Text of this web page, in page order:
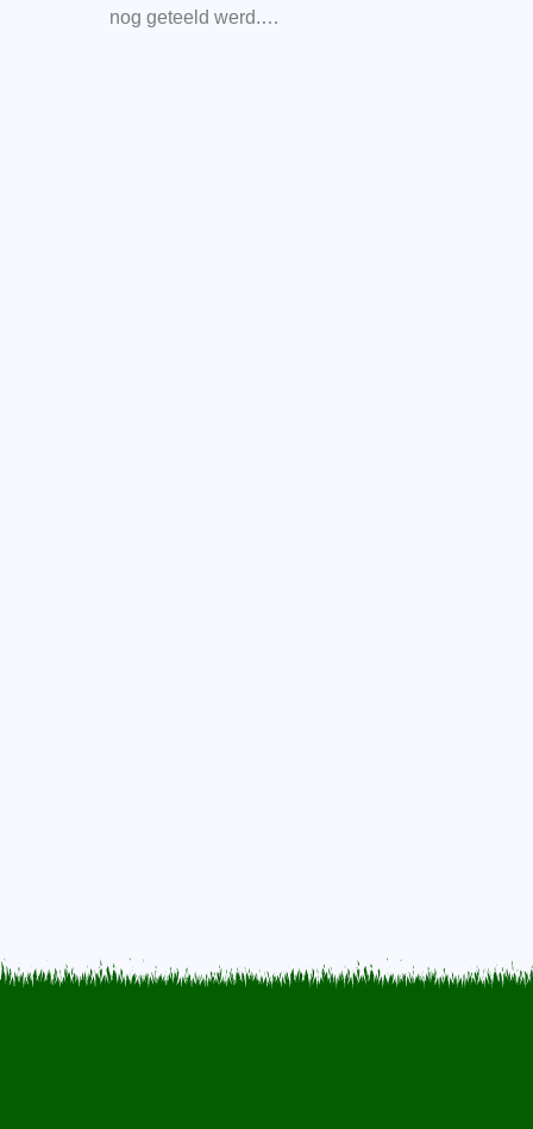
nog geteeld werd.…